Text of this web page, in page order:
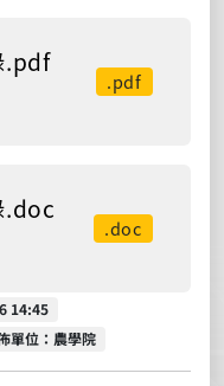
.pdf
.pdf
.doc
.doc
14:45
單位
單位：農學院